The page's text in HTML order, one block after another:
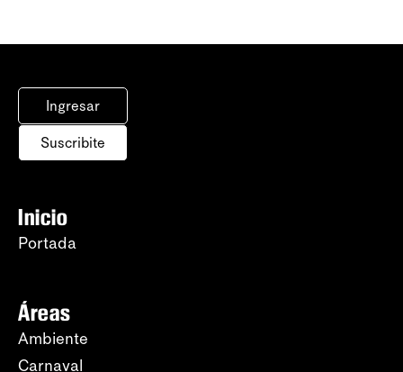
Ingresar
Suscribite
Inicio
Portada
Áreas
Ambiente
Carnaval